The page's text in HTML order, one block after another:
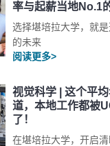
率与起薪当地No.1
选择堪培拉大学，就
的未来
阅读更多>
视觉科学 | 这个平
道，本地工作都被
了！
在堪培拉大学，开启